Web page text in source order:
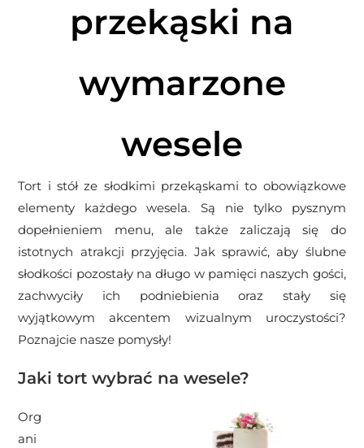
przekąski na
wymarzone
wesele
Tort i stół ze słodkimi przekąskami to obowiązkowe
elementy każdego wesela. Są nie tylko pysznym
dopełnieniem menu, ale także zaliczają się do
istotnych atrakcji przyjęcia. Jak sprawić, aby ślubne
słodkości pozostały na długo w pamięci naszych gości,
zachwyciły ich podniebienia oraz stały się
wyjątkowym akcentem wizualnym uroczystości?
Poznajcie nasze pomysły!
Jaki tort wybrać na wesele?
Org
ani